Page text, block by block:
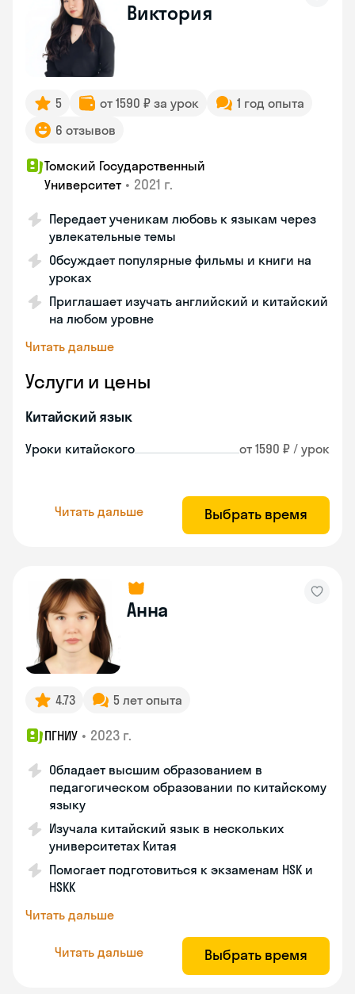
Виктория
5 от 1590 ₽ за урок
1 год опыта
6 отзывов
Томский Государственный
Университет • 2021 г.
Передает ученикам любовь к языкам через
увлекательные темы
Обсуждает популярные фильмы и книги на
уроках
Приглашает изучать английский и китайский
на любом уровне
Читать дальше
Услуги и цены
Китайский язык
Уроки китайского от 1590 ₽ / урок
Читать дальше Выбрать время
Анна
4.73 5 лет опыта
ПГНИУ • 2023 г.
Обладает высшим образованием в
педагогическом образовании по китайскому
языку
Изучала китайский язык в нескольких
университетах Китая
Помогает подготовиться к экзаменам HSK и
HSKK
Читать дальше
Читать дальше Выбрать время